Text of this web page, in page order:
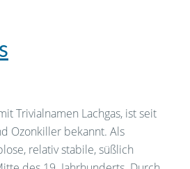
Trivialnamen Lachgas, ist seit
Ozonkiller bekannt. Als
relativ stabile, süßlich